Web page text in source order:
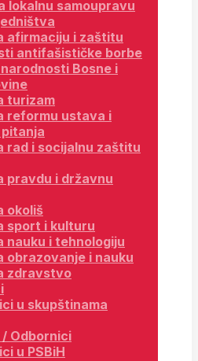
lokalnu samoupravu
afirmaciju i zaštitu
antifašističke borbe
Bosne i
turizam
reformu ustava i
rad i socijalnu zaštitu
pravdu i državnu
okoliš
sport i kulturu
nauku i tehnologiju
obrazovanje i nauku
zdravstvo
u skupštinama
Odbornici
u PSBiH